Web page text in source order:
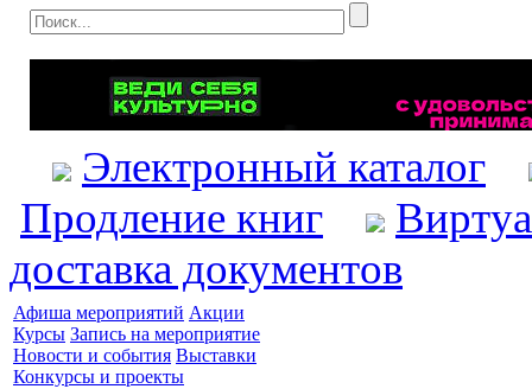
Электронный каталог
Продление книг
доставка документов
Афиша мероприятий Акции
Курсы Запись на мероприятие
Новости и события Выставки
Конкурсы и проекты